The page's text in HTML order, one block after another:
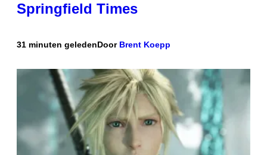
Springfield Times
31 minuten geledenDoor Brent Koepp